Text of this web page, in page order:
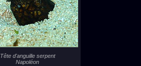
Tête d'anguille serpent
Napoléon